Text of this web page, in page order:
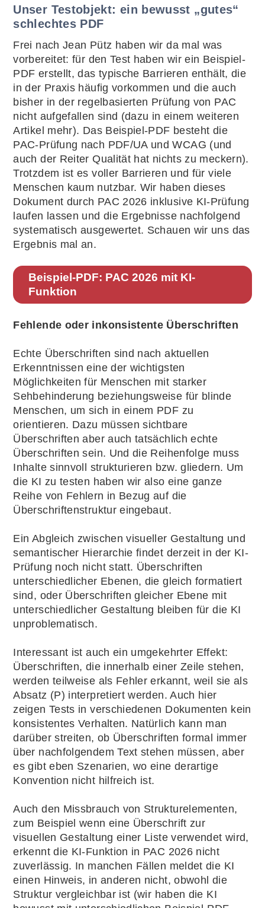
Unser Testobjekt: ein bewusst „gutes“
schlechtes PDF
Frei nach Jean Pütz haben wir da mal was
vorbereitet: für den Test haben wir ein Beispiel-
PDF erstellt, das typische Barrieren enthält, die
in der Praxis häufig vorkommen und die auch
bisher in der regelbasierten Prüfung von PAC
nicht aufgefallen sind (dazu in einem weiteren
Artikel mehr). Das Beispiel-PDF besteht die
PAC-Prüfung nach PDF/UA und WCAG (und
auch der Reiter Qualität hat nichts zu meckern).
Trotzdem ist es voller Barrieren und für viele
Menschen kaum nutzbar. Wir haben dieses
Dokument durch PAC 2026 inklusive KI-Prüfung
laufen lassen und die Ergebnisse nachfolgend
systematisch ausgewertet. Schauen wir uns das
Ergebnis mal an.
Beispiel-PDF: PAC 2026 mit KI-
Funktion
Fehlende oder inkonsistente Überschriften
Echte Überschriften sind nach aktuellen
Erkenntnissen eine der wichtigsten
Möglichkeiten für Menschen mit starker
Sehbehinderung beziehungsweise für blinde
Menschen, um sich in einem PDF zu
orientieren. Dazu müssen sichtbare
Überschriften aber auch tatsächlich echte
Überschriften sein. Und die Reihenfolge muss
Inhalte sinnvoll strukturieren bzw. gliedern. Um
die KI zu testen haben wir also eine ganze
Reihe von Fehlern in Bezug auf die
Überschriftenstruktur eingebaut.
Ein Abgleich zwischen visueller Gestaltung und
semantischer Hierarchie findet derzeit in der KI-
Prüfung noch nicht statt. Überschriften
unterschiedlicher Ebenen, die gleich formatiert
sind, oder Überschriften gleicher Ebene mit
unterschiedlicher Gestaltung bleiben für die KI
unproblematisch.
Interessant ist auch ein umgekehrter Effekt:
Überschriften, die innerhalb einer Zeile stehen,
werden teilweise als Fehler erkannt, weil sie als
Absatz (P) interpretiert werden. Auch hier
zeigen Tests in verschiedenen Dokumenten kein
konsistentes Verhalten. Natürlich kann man
darüber streiten, ob Überschriften formal immer
über nachfolgendem Text stehen müssen, aber
es gibt eben Szenarien, wo eine derartige
Konvention nicht hilfreich ist.
Auch den Missbrauch von Strukturelementen,
zum Beispiel wenn eine Überschrift zur
visuellen Gestaltung einer Liste verwendet wird,
erkennt die KI-Funktion in PAC 2026 nicht
zuverlässig. In manchen Fällen meldet die KI
einen Hinweis, in anderen nicht, obwohl die
Struktur vergleichbar ist (wir haben die KI